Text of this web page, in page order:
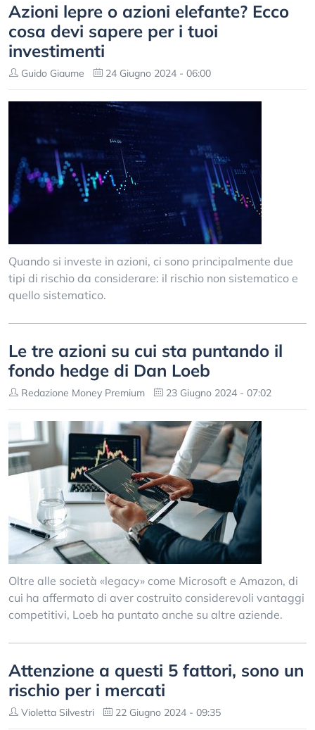
Azioni lepre o azioni elefante? Ecco
cosa devi sapere per i tuoi
investimenti
Guido Giaume 24 Giugno 2024 - 06:00
Quando si investe in azioni, ci sono principalmente due
tipi di rischio da considerare: il rischio non sistematico e
quello sistematico.
Le tre azioni su cui sta puntando il
fondo hedge di Dan Loeb
Redazione Money Premium 23 Giugno 2024 - 07:02
Oltre alle società «legacy» come Microsoft e Amazon, di
cui ha affermato di aver costruito considerevoli vantaggi
competitivi, Loeb ha puntato anche su altre aziende.
Attenzione a questi 5 fattori, sono un
rischio per i mercati
Violetta Silvestri 22 Giugno 2024 - 09:35